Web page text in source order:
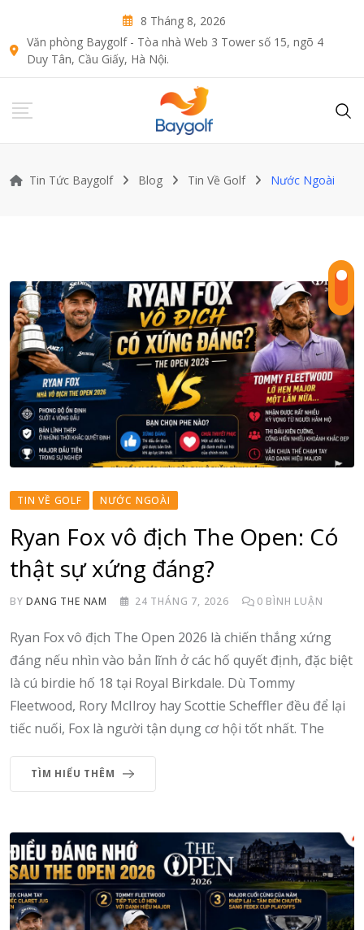
content
8 Tháng 8, 2026
Văn phòng Baygolf - Tòa nhà Web 3 Tower số 15, ngõ 4
Duy Tân, Cầu Giấy, Hà Nội.
Tin Tức Baygolf Blog Tin Về Golf Nước Ngoài
TIN VỀ GOLF NƯỚC NGOÀI
Ryan Fox vô địch The Open: Có
thật sự xứng đáng?
BYDANG THE NAM 24 THÁNG 7, 2026 0 BÌNH LUẬN
Ryan Fox vô địch The Open 2026 là chiến thắng xứng
đáng nếu nhìn vào bản lĩnh ở các hố quyết định, đặc biệt
là cú birdie hố 18 tại Royal Birkdale. Dù Tommy
Fleetwood, Rory McIlroy hay Scottie Scheffler đều để lại
tiếc nuối, Fox là người tận dụng cơ hội tốt nhất. The
TÌM HIỂU THÊM